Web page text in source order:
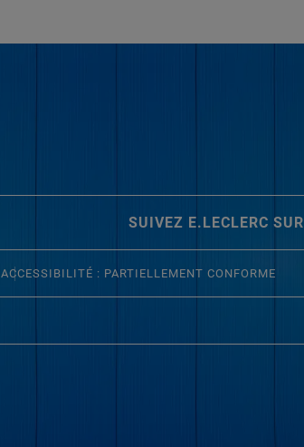
SUIVEZ E.LECLERC SUR
ACCESSIBILITÉ : PARTIELLEMENT CONFORME